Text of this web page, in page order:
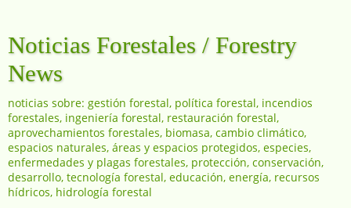
Noticias Forestales / Forestry
News
noticias sobre: gestión forestal, política forestal, incendios
forestales, ingeniería forestal, restauración forestal,
aprovechamientos forestales, biomasa, cambio climático,
espacios naturales, áreas y espacios protegidos, especies,
enfermedades y plagas forestales, protección, conservación,
desarrollo, tecnología forestal, educación, energía, recursos
hídricos, hidrología forestal